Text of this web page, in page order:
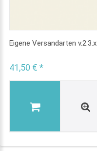
Eigene Versandarten v.2.3.x
41,50 € *